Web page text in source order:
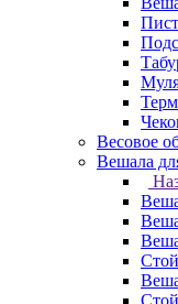
Весовое
Вешала